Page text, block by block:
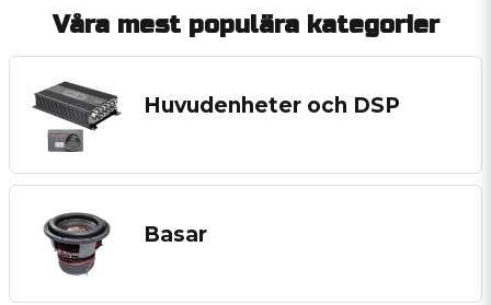
Våra mest populära kategorier
Huvudenheter och DSP
Basar